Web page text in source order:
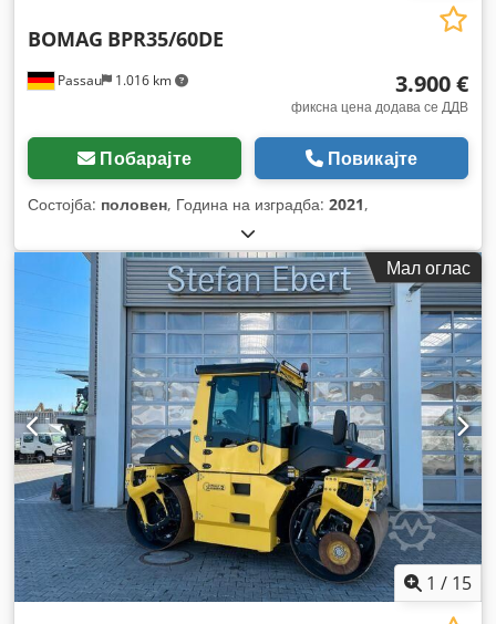
Passau 1.016 km
BOMAG BPR35/60DE
3.900 €
фиксна цена додава се ДДВ
Побарајте Повикајте
Состојба: половен, Година на изградба: 2021,
Мал оглас
1 / 15